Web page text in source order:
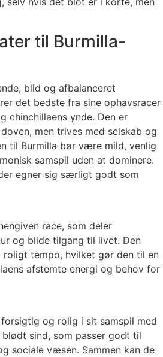
til Burmilla-
blid og afbalanceret
det bedste fra sine ophavsracer
chinchillaens ynde. Den er
men trives med selskab og
til Burmilla bør være mild, venlig
samspil uden at dominere.
egner sig særligt godt som
race, som deler
og blide tilgang til livet. Den
roligt tempo, hvilket gør den til en
afstemte energi og behov for
og rolig i sit samspil med
sind, som passer godt til
sociale væsen. Sammen kan de